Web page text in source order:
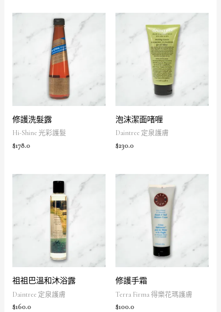
修護洗髮露
Hi-Shine 光彩護髮
$178.0
泡沫潔面啫喱
Daintree 定泉護膚
$230.0
祖祖巴溫和沐浴露
Daintree 定泉護膚
$160.0
修護手霜
Terra Firma 得樂花瑪護膚
$100.0